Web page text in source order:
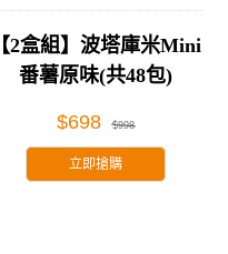
【2盒組】波塔庫米Mini
番薯原味(共48包)
$698 $998
立即搶購